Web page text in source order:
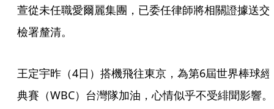
萱從未任職愛爾麗集團，已委任律師將相關證據送交
檢署釐清。
王定宇昨（4日）搭機飛往東京，為第6屆世界棒球經
典賽（WBC）台灣隊加油，心情似乎不受緋聞影響。